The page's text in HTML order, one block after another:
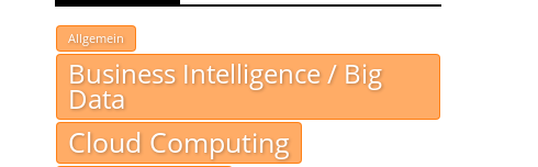
Allgemein
Business Intelligence / Big
Data
Cloud Computing